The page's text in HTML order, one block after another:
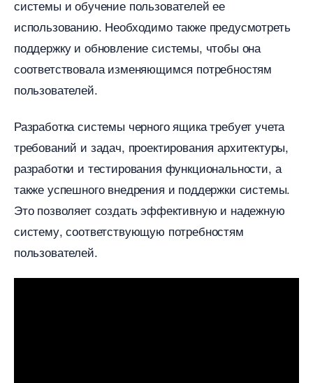
системы и обучение пользователей ее
использованию. Необходимо также предусмотреть
поддержку и обновление системы, чтобы она
соответствовала изменяющимся потребностям
пользователей.
Разработка системы черного ящика требует учета
требований и задач, проектирования архитектуры,
разработки и тестирования функциональности, а
также успешного внедрения и поддержки системы.
Это позволяет создать эффективную и надежную
систему, соответствующую потребностям
пользователей.​